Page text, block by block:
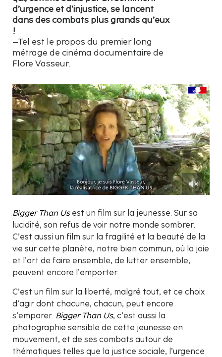
d’urgence et d’injustice, se lancent
dans des combats plus grands qu’eux
!
–Tel est le propos du premier long
métrage de cinéma documentaire de
Flore Vasseur.
Bigger Than Usest un film sur la jeunesse. Sur sa
lucidité, son refus de voir notre monde sombrer.
C’est aussi un film sur la fragilité et la beauté de la
vie sur cette planète, notre bien commun, où la joie
et l’art de faire ensemble, de lutter ensemble,
peuvent encore l’emporter.
C’est un film sur la liberté, malgré tout, et ce choix
d’agir dont chacune, chacun, peut encore
s’emparer. Bigger Than Us, c’est aussi la
photographie sensible de cette jeunesse en
mouvement, et de ses combats autour de
thématiques telles que la justice sociale, l’urgence